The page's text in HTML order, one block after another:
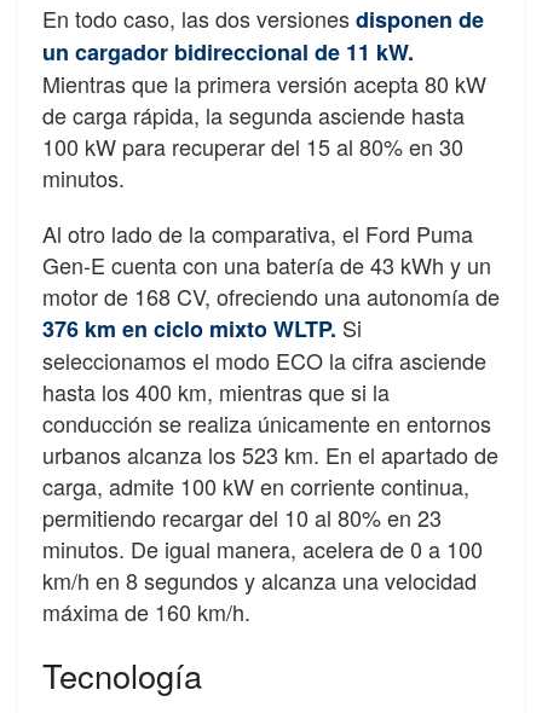
En todo caso, las dos versionesdisponen de
un cargador bidireccional de 11 kW.
Mientras que la primera versión acepta 80 kW
de carga rápida, la segunda asciende hasta
100 kW para recuperar del 15 al 80% en 30
minutos.
Al otro lado de la comparativa, el Ford Puma
Gen-E cuenta con una batería de 43 kWh y un
motor de 168 CV, ofreciendo una autonomía de
376 km en ciclo mixto WLTP. Si
seleccionamos el modo ECO la cifra asciende
hasta los 400 km, mientras que si la
conducción se realiza únicamente en entornos
urbanos alcanza los 523 km. En el apartado de
carga, admite 100 kW en corriente continua,
permitiendo recargar del 10 al 80% en 23
minutos. De igual manera, acelera de 0 a 100
km/h en 8 segundos y alcanza una velocidad
máxima de 160 km/h.
Tecnología